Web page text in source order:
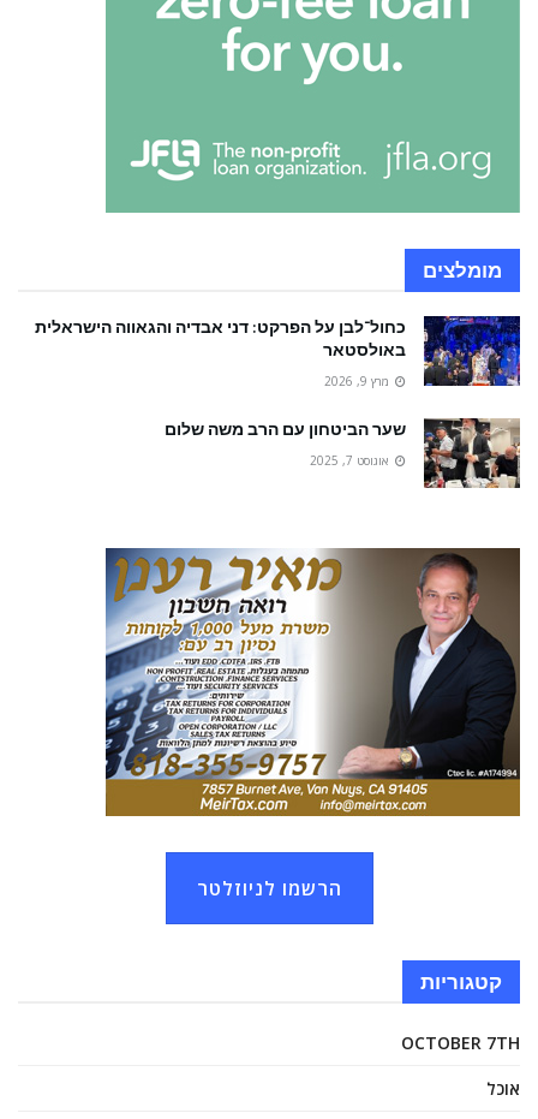
מומלצים
כחול־לבן על הפרקט: דני אבדיה והגאווה הישראלית
באולסטאר
מרץ 9, 2026
שער הביטחון עם הרב משה שלום
אוגוסט 7, 2025
הרשמו לניוזלטר
קטגוריות
OCTOBER 7TH
אוכל